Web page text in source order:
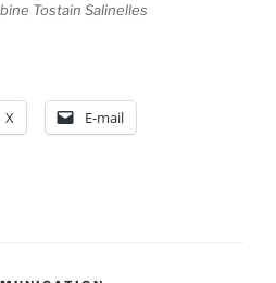
Tostain Salinelles
X E-mail